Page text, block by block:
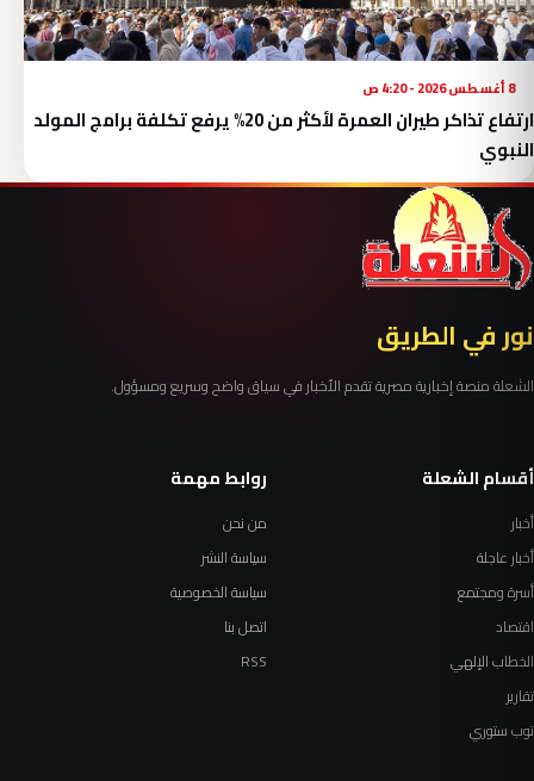
8 أغسطس 2026 - 4:20 ص
ارتفاع تذاكر طيران العمرة لأكثر من 20% يرفع تكلفة برامج المولد
النبوي
نور في الطريق
الشعلة منصة إخبارية مصرية تقدم الأخبار في سياق واضح وسريع ومسؤول.
أقسام الشعلة
أخبار
أخبار عاجلة
أسرة ومجتمع
اقتصاد
الخطاب الإلهي
تقارير
توب ستوري
روابط مهمة
من نحن
سياسة النشر
سياسة الخصوصية
اتصل بنا
RSS